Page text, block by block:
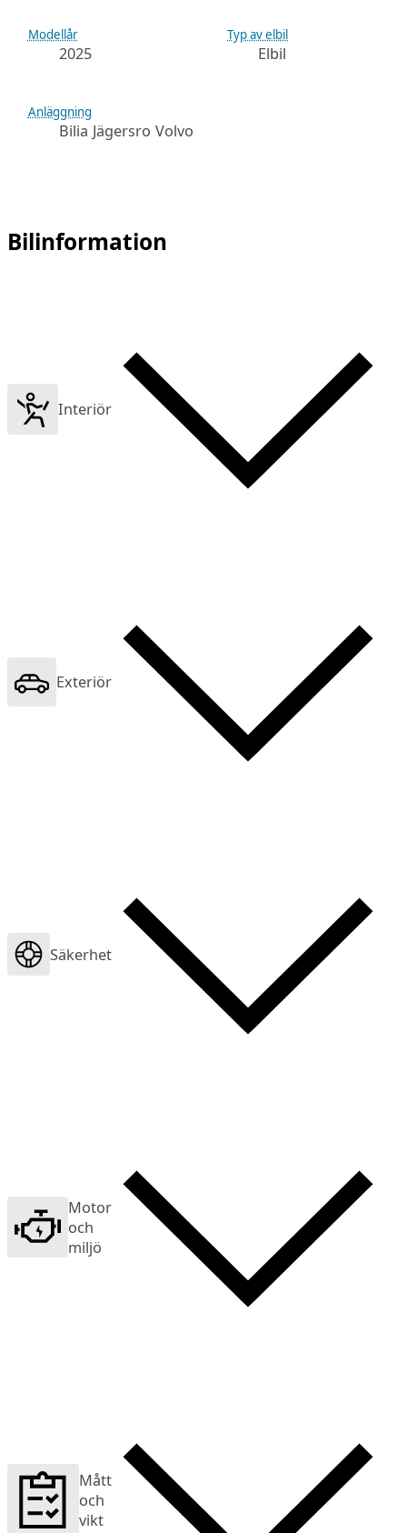
Modellår
2025
Typ av elbil
Elbil
Anläggning
Bilia Jägersro Volvo
Bilinformation
Interiör
Exteriör
Säkerhet
Motor
och
miljö
Mått
och
vikt